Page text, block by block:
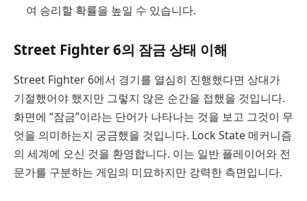
여 승리할 확률을 높일 수 있습니다.
Street Fighter 6의 잠금 상태 이해
Street Fighter 6에서 경기를 열심히 진행했다면 상대가
기절했어야 했지만 그렇지 않은 순간을 접했을 것입니다.
화면에 “잠금”이라는 단어가 나타나는 것을 보고 그것이 무
엇을 의미하는지 궁금했을 것입니다. Lock State 메커니즘
의 세계에 오신 것을 환영합니다. 이는 일반 플레이어와 전
문가를 구분하는 게임의 미묘하지만 강력한 측면입니다.